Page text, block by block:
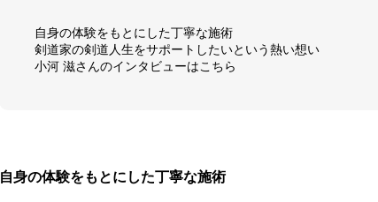
自身の体験をもとにした丁寧な施術
剣道家の剣道人生をサポートしたいという熱い想い
小河 滋さんのインタビューはこちら
自身の体験をもとにした丁寧な施術